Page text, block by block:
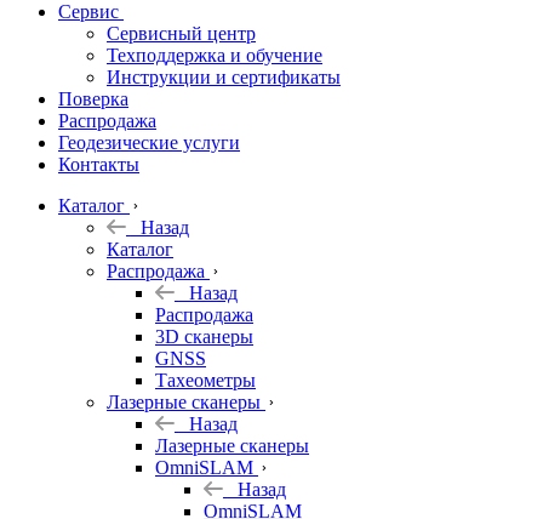
Софт
Георадары
Акции
Гидрография
Подбор
оборудования
по задачам
Архив
Геодезическое
оборудование
Сервис
Сервисный центр
Техподдержка и обучение
Инструкции и сертификаты
Поверка
Распродажа
Геодезические услуги
Контакты
Каталог
Назад
Каталог
Распродажа
Назад
Распродажа
3D сканеры
GNSS
Тахеометры
Лазерные сканеры
Назад
Лазерные сканеры
OmniSLAM
Назад
OmniSLAM